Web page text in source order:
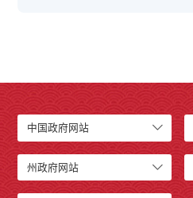
中国政府网站
州政府网站